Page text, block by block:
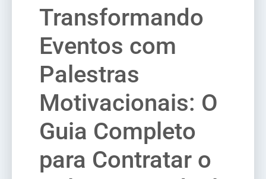
Transformando
Eventos com
Palestras
Motivacionais: O
Guia Completo
para Contratar o